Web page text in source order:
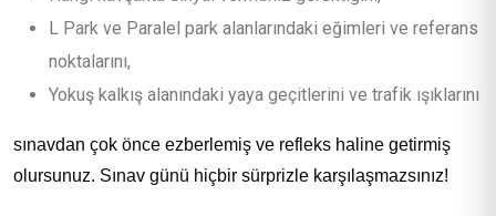
L Park ve Paralel park alanlarındaki eğimleri ve referans
noktalarını,
Yokuş kalkış alanındaki yaya geçitlerini ve trafik ışıklarını
sınavdan çok önce ezberlemiş ve refleks haline getirmiş
olursunuz. Sınav günü hiçbir sürprizle karşılaşmazsınız!